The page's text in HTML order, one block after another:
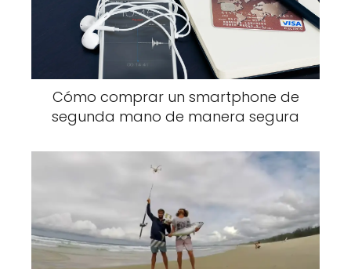
Cómo comprar un smartphone de
segunda mano de manera segura